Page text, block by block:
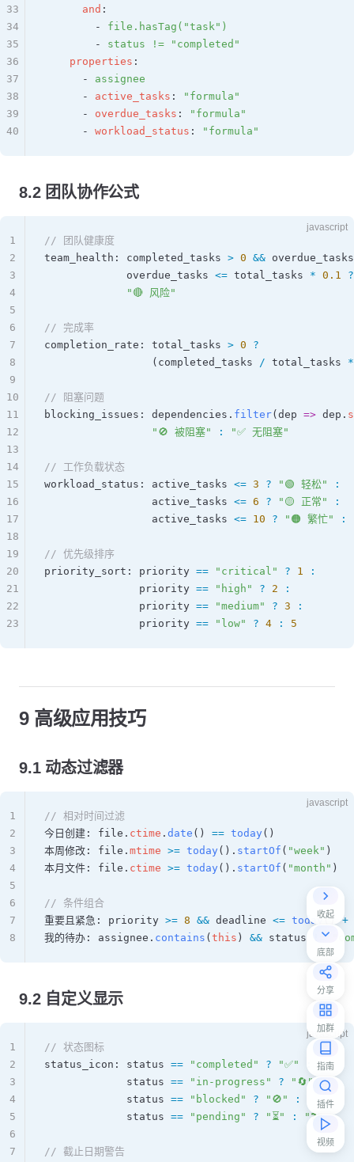
收起
底部
分享
加群
指南
插件
视频
      and
:
        -
file.hasTag("task")
        -
status != "completed"
    properties
:
      -
assignee
      -
active_tasks :
"formula"
      -
overdue_tasks :
"formula"
      -
workload_status : "formula"
33
34
35
36
37
38
39
40
8.2 团队协作公式
javascript
// 团队健康度
team_health : completed_tasks > 0 && overdue_tasks
             overdue_tasks
<= total_tasks * 0.1 ?
             "🔴 风险"
// 完成率
completion_rate : total_tasks > 0 ?
                 (
completed_tasks / total_tasks *
// 阻塞问题
blocking_issues : dependencies . filter( dep => dep .
                 "🚫 被阻塞"
: "✅ 无阻塞"
// 工作负载状态
workload_status : active_tasks <= 3 ? "🟢 轻松"
:
                 active_tasks
<= 6 ? "🟡 正常"
:
                 active_tasks
<= 10 ? "🟠 繁忙" :
// 优先级排序
priority_sort : priority == "critical" ? 1 :
               priority
== "high" ? 2 :
               priority
== "medium" ? 3 :
               priority
== "low" ? 4 : 5
1
2
3
4
5
6
7
8
9
10
11
12
13
14
15
16
17
18
19
20
21
22
23
9 高级应用技巧
9.1 动态过滤器
javascript
// 相对时间过滤
今日创建 : file . ctime . date () == today ()
本周修改 : file . mtime >= today (). startOf ( "week" )
本月文件 : file . ctime >= today (). startOf ( "month" )
// 条件组合
重要且紧急 : priority >= 8 && deadline <= today() +
我的待办 : assignee . contains ( this ) && status !=
1
2
3
4
5
6
7
8
9.2 自定义显示
javascript
// 状态图标
status_icon : status == "completed" ? "✅"
             status
== "in-progress" ? "🔄" :
             status
== "blocked" ? "🚫"
:
             status
== "pending" ? "⏳" : "❓"
// 截止日期警告
1
2
3
4
5
6
7